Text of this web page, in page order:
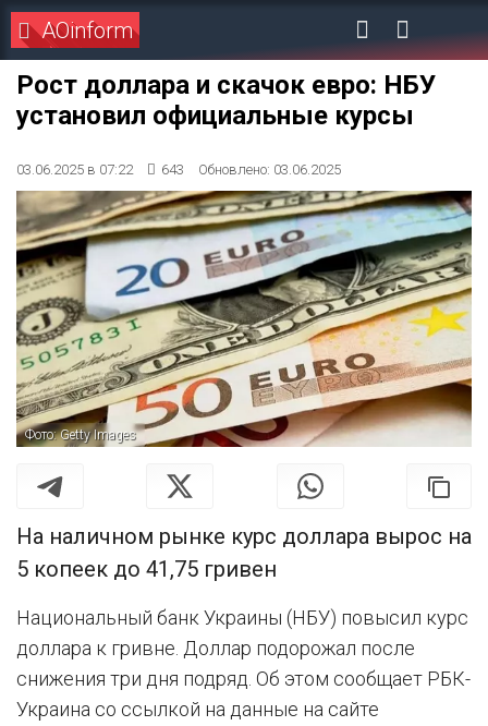
AOinform
Рост доллара и скачок евро: НБУ
установил официальные курсы
03.06.2025 в 07:22 643 Обновлено: 03.06.2025
Фото: Getty Images
На наличном рынке курс доллара вырос на
5 копеек до 41,75 гривен
Национальный банк Украины (НБУ) повысил курс
доллара к гривне. Доллар подорожал после
снижения три дня подряд. Об этом сообщает РБК-
Украина со ссылкой на данные на сайте